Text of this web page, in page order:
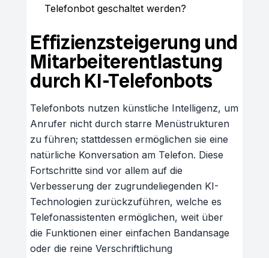
Telefonbot geschaltet werden?
Effizienzsteigerung und
Mitarbeiterentlastung
durch KI-Telefonbots
Telefonbots nutzen künstliche Intelligenz, um
Anrufer nicht durch starre Menüstrukturen
zu führen; stattdessen ermöglichen sie eine
natürliche Konversation am Telefon. Diese
Fortschritte sind vor allem auf die
Verbesserung der zugrundeliegenden KI-
Technologien zurückzuführen, welche es
Telefonassistenten ermöglichen, weit über
die Funktionen einer einfachen Bandansage
oder die reine Verschriftlichung